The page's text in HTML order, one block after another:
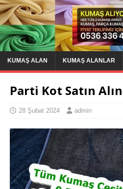
KUMAŞ ALAN KUMAŞ ALANLAR
Parti Kot Satın
28 Şubat 2024 admin